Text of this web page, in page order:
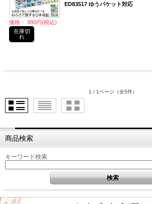
ED83517 ゆうパケット対応
価格： 990円(税込)
在庫切
れ
1 / 1ページ （全5件）
商品検索
キーワード検索